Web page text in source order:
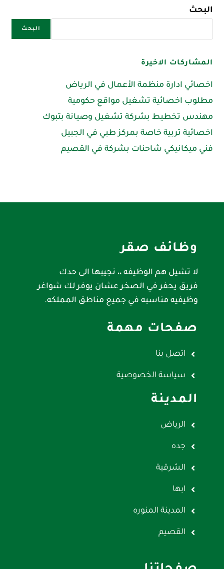
البحث
البحث
المشاركات الاخيرة
اخصائي ادارة منظمة الأعمال في الرياض
مطلوب اخصائية تشغيل مواقع حكومية
مهندس تخطيط بشركة تشغيل وصيانة بتبوك
اخصائية تربية خاصة بمركز طبي في الجبيل
فني ميكانيكي شاحنات بشركة في القصيم
وظائف صقر
لا تشيل هم الوظيفه ،، نجيبها الى حدك
فريق يحفر في الصخر عشان يوفر لك شواغر
وظيفيه مناسبه في جميع مناطق المملكه.
صفحات مهمة
اتصل بنا
سياسة الخصوصية
المدينة
الرياض
جده
الشرقية
ابها
المدينة المنوره
القصيم